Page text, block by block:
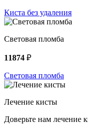
Киста без удаления
Световая пломба
11874 ₽
Световая пломба
Лечение кисты
Доверьте нам